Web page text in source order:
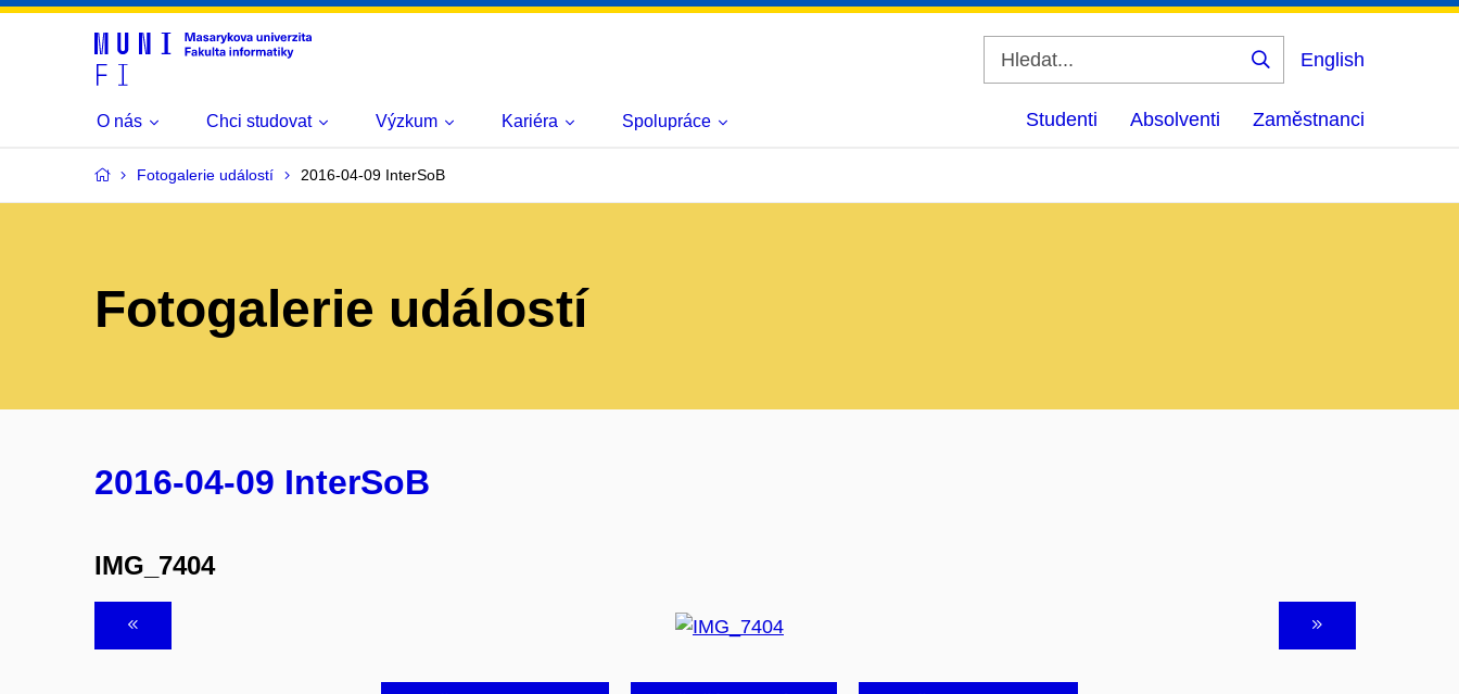
Vyhledat
English
O nás Chci studovat Výzkum Kariéra Spolupráce Studenti Absolventi Zaměstnanci
Fotogalerie událostí 2016-04-09 InterSoB
Fotogalerie událostí
2016-04-09 InterSoB
IMG_7404